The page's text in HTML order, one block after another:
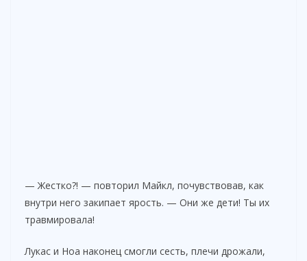
— Жестко?! — повторил Майкл, почувствовав, как
внутри него закипает ярость. — Они же дети! Ты их
травмировала!
Лукас и Ноа наконец смогли сесть, плечи дрожали,